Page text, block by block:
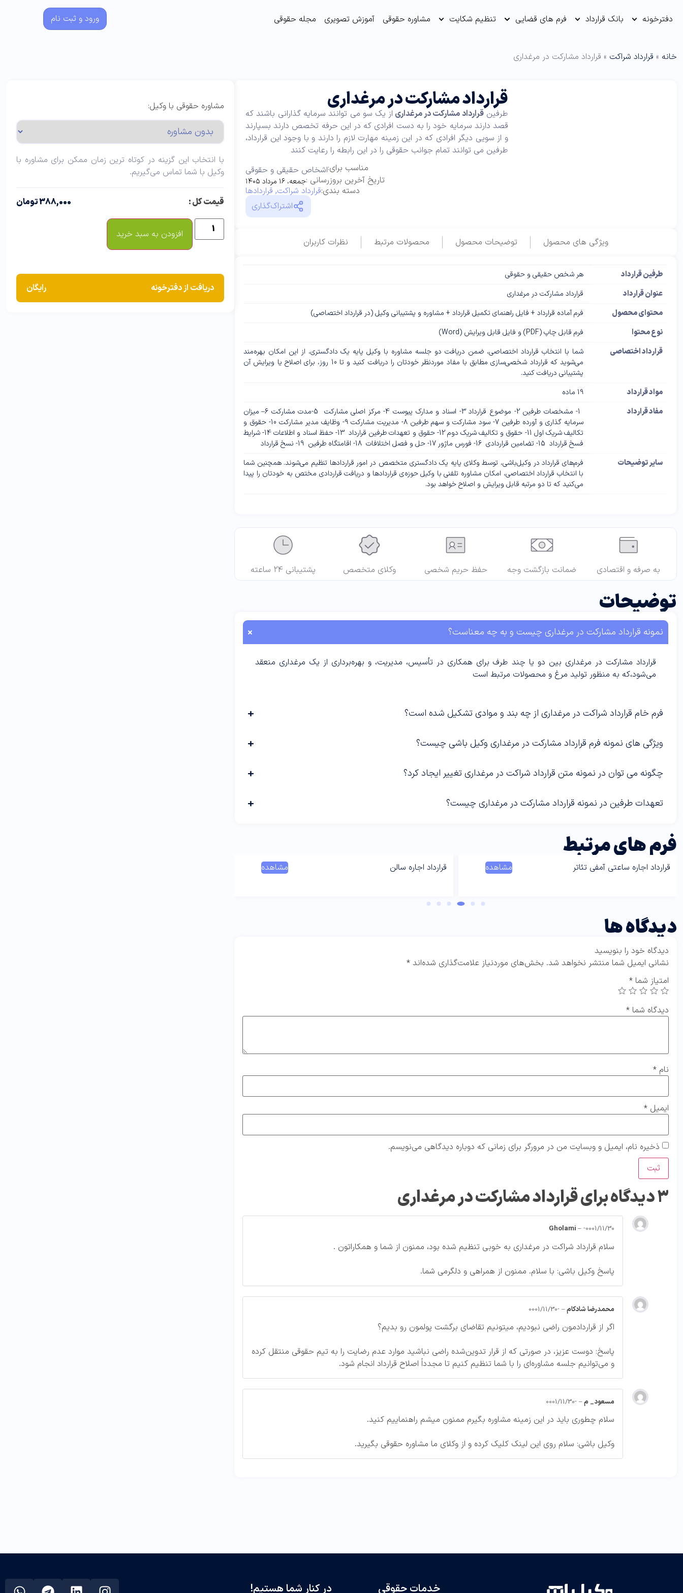
دفترخونه بانک قرارداد فرم های قضایی تنظیم شکایت مشاوره حقوقی آموزش تصویری مجله حقوقی ورود و ثبت نام
خانه » قرارداد شراکت » قرارداد مشارکت در مرغداری
قرارداد مشارکت در مرغداری
طرفینقرارداد مشارکت در مرغداری از یک سو می توانند سرمایه گذارانی باشند که
قصد دارند سرمایه خود را به دست افرادی که در این حرفه تخصص دارند بسپارند
و از سویی دیگر افرادی که در این زمینه مهارت لازم را دارند و با وجود این قرارداد،
طرفین می توانند تمام جوانب حقوقی را در این رابطه را رعایت کنند
اشخاص حقیقی و حقوقیمناسب برای:
جمعه، ۱۶ مرداد ۱۴۰۵تاریخ آخرین بروزرسانی :
قرارداد شراکت, قراردادها
دسته بندی:
اشتراک‌گذاری
ویژگی های محصول توضیحات محصول محصولات مرتبط نظرات کاربران
طرفین قرارداد
هر شخص حقیقی و حقوقی
عنوان قرارداد
قرارداد مشارکت در مرغداری
محتوای محصول
فرم آماده قرارداد + فایل راهنمای تکمیل قرارداد + مشاوره و پشتیبانی وکیل (در قرارداد اختصاصی)
نوع محتوا
فرم قابل چاپ (PDF) و فایل قابل ویرایش (Word)
قرارداد اختصاصی
شما با انتخاب قرارداد اختصاصی، ضمن دریافت دو جلسه مشاوره با وکیل پایه یک دادگستری، از این امکان بهره‌مند
می‌شوید که قرارداد شخصی‌سازی مطابق با مفاد موردنظر خودتان را دریافت کنید و تا 10 روز، برای اصلاح یا ویرایش آن
پشتیبانی دریافت کنید.
مواد قرارداد
19 ماده
مفاد قرارداد
1- مشخصات طرفین 2- موضوع قرارداد 3- اسناد و مدارک پیوست 4- مرکز اصلی مشارکت 5-مدت مشارکت 6– میزان
سرمایه گذاری و آورده طرفین 7- سود مشارکت و سهم طرفین 8- مدیریت مشارکت 9- وظایف مدیر مشارکت 10- حقوق و
تکالیف شریک اول 11- حقوق و تکالیف شریک دوم 12- حقوق و تعهدات طرفین قرارداد 13- حفظ اسناد و اطلاعات 14- شرایط
فسخ قرارداد 15- تضامین قراردادی 16- فورس ماژور 17- حل و فصل اختلافات 18- اقامتگاه طرفین 19- نسخ قرارداد
سایر توضیحات
فرم‌های قرارداد در وکیل‌باشی، توسط وکلای پایه یک دادگستری متخصص در امور قراردادها تنظیم می‌شوند. همچنین شما
با انتخاب قرارداد اختصاصی، امکان مشاوره تلفنی با وکیل حوزه‌ی قراردادها و دریافت قراردادی مختص به خودتان را پیدا
می‌کنید که تا دو مرتبه قابل ویرایش و اصلاح خواهد بود.
به صرفه و اقتصادی ضمانت بازگشت وجه حفظ حریم شخصی وکلای متخصص پشتیبانی 24 ساعته
توضیحات
نمونه قرارداد مشارکت در مرغداری چیست و به چه معناست؟
قرارداد مشارکت در مرغداری بین دو یا چند طرف برای همکاری در تأسیس، مدیریت، و بهره‌‌برداری از یک مرغداری منعقد
می‌شود،که به منظور تولید مرغ و محصولات مرتبط است
فرم خام قرارداد شراکت در مرغداری از چه بند و موادی تشکیل شده است؟
ویژگی های نمونه فرم قرارداد مشارکت در مرغداری وکیل باشی چیست؟
چگونه می توان در نمونه متن قرارداد شراکت در مرغداری تغییر ایجاد کرد؟
تعهدات طرفین در نمونه قرارداد مشارکت در مرغداری چیست؟
فرم های مرتبط
قرارداد اجاره ساعتی آمفی تئاتر مشاهده قرارداد اجاره سالن مشاهده
دیدگاه ها
دیدگاه خود را بنویسید
نشانی ایمیل شما منتشر نخواهد شد. بخش‌های موردنیاز علامت‌گذاری شده‌اند *
امتیاز شما *
دیدگاه شما *
نام *
ایمیل *
ذخیره نام، ایمیل و وبسایت من در مرورگر برای زمانی که دوباره دیدگاهی می‌نویسم.
3 دیدگاه برای قرارداد مشارکت در مرغداری
Gholami – -0001/11/30
سلام قرارداد شراکت در مرغداری به خوبی تنظیم شده بود، ممنون از شما و همکاراتون .
پاسخ وکیل باشی: با سلام. ممنون از همراهی و دلگرمی شما.
محمدرضا شادکام–
-0001/11/30
اگر از قراردادمون راضی نبودیم، میتونیم تقاضای برگشت پولمون رو بدیم؟
پاسخ: دوست عزیز، در صورتی که از قرار تدوین‌شده راضی نباشید موارد عدم رضایت را به تیم حقوقی منتقل کرده
و می‌توانیم جلسه مشاوره‌ای را با شما تنظیم کنیم تا مجدداً اصلاح قرارداد انجام شود.
مسعود_ م–
-0001/11/30
سلام چطوری باید در این زمینه مشاوره بگیرم ممنون میشم راهنماییم کنید.
وکیل باشی: سلام روی این لینک کلیک کرده و از وکلای ما مشاوره حقوقی بگیرید.
مشاوره حقوقی با وکیل:
با انتخاب این گزینه در کوتاه ترین زمان ممکن برای مشاوره با
وکیل با شما تماس می‌گیریم.
388,000 تومان قیمت کل :
افزودن به سبد خرید
دریافت از دفترخونه رایگان
خدمات حقوقی در کنار شما هستیم!